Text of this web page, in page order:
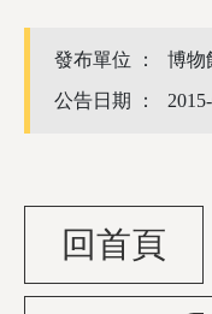
發布單位 ：
博物
公告日期 ：
回首頁